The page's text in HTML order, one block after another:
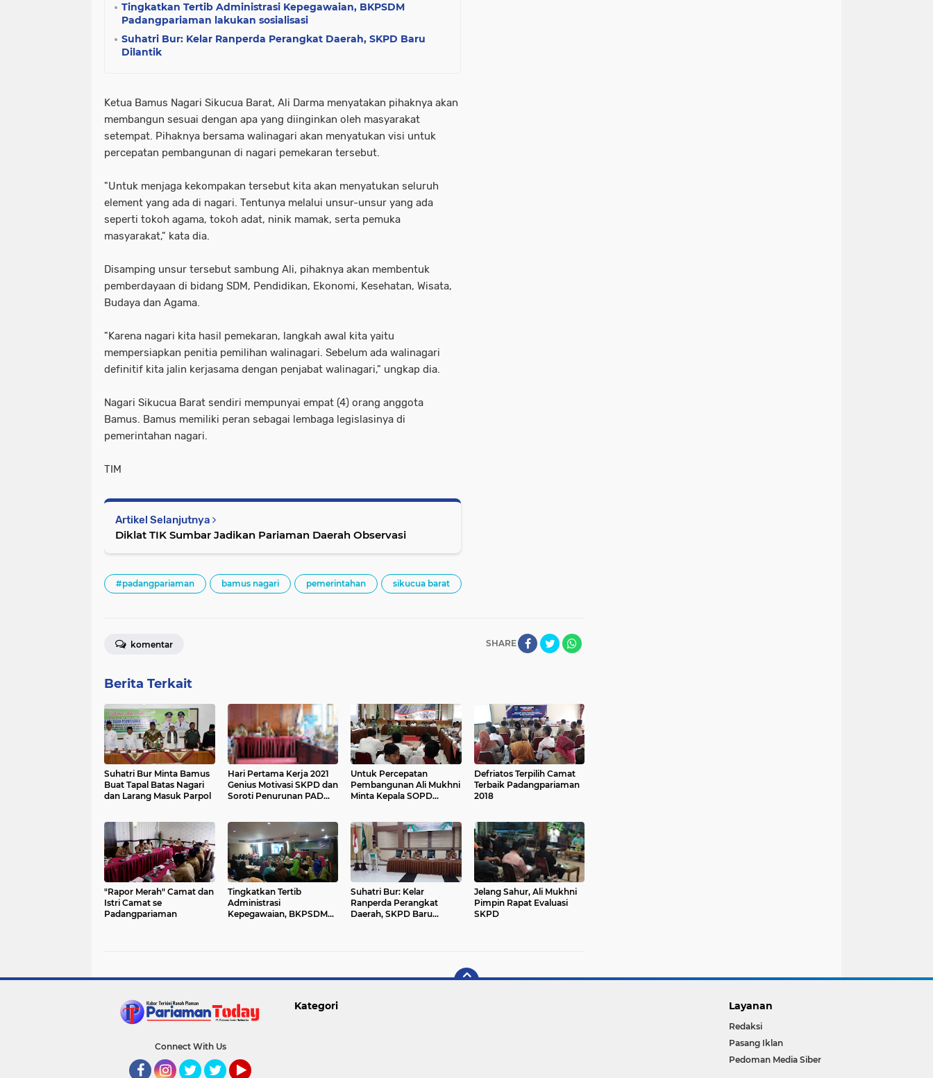
Tingkatkan Tertib Administrasi Kepegawaian, BKPSDM
Padangpariaman lakukan sosialisasi
Suhatri Bur: Kelar Ranperda Perangkat Daerah, SKPD Baru
Dilantik
Ketua Bamus Nagari Sikucua Barat, Ali Darma menyatakan pihaknya akan
membangun sesuai dengan apa yang diinginkan oleh masyarakat
setempat. Pihaknya bersama walinagari akan menyatukan visi untuk
percepatan pembangunan di nagari pemekaran tersebut.
"Untuk menjaga kekompakan tersebut kita akan menyatukan seluruh
element yang ada di nagari. Tentunya melalui unsur-unsur yang ada
seperti tokoh agama, tokoh adat, ninik mamak, serta pemuka
masyarakat," kata dia.
Disamping unsur tersebut sambung Ali, pihaknya akan membentuk
pemberdayaan di bidang SDM, Pendidikan, Ekonomi, Kesehatan, Wisata,
Budaya dan Agama.
"Karena nagari kita hasil pemekaran, langkah awal kita yaitu
mempersiapkan penitia pemilihan walinagari. Sebelum ada walinagari
definitif kita jalin kerjasama dengan penjabat walinagari," ungkap dia.
Nagari Sikucua Barat sendiri mempunyai empat (4) orang anggota
Bamus. Bamus memiliki peran sebagai lembaga legislasinya di
pemerintahan nagari.
TIM
Artikel Selanjutnya
Diklat TIK Sumbar Jadikan Pariaman Daerah Observasi
#padangpariaman bamus nagari pemerintahan sikucua barat
SHARE
komentar
Berita Terkait
Suhatri Bur Minta Bamus
Buat Tapal Batas Nagari
dan Larang Masuk Parpol
Hari Pertama Kerja 2021
Genius Motivasi SKPD dan
Soroti Penurunan PAD
Untuk Percepatan
Pembangunan Ali Mukhni
Minta Kepala SOPD
Defriatos Terpilih Camat
Terbaik Padangpariaman
2018
"Rapor Merah" Camat dan
Istri Camat se
Padangpariaman
Tingkatkan Tertib
Administrasi
Kepegawaian, BKPSDM
Suhatri Bur: Kelar
Ranperda Perangkat
Daerah, SKPD Baru
Jelang Sahur, Ali Mukhni
Pimpin Rapat Evaluasi
SKPD
Connect With Us
Kategori Layanan
Redaksi
Pasang Iklan
Pedoman Media Siber